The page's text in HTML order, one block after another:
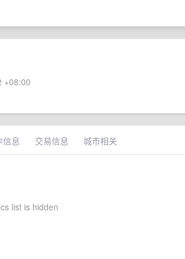
+08:00
信息 交易信息 城市相关
list is hidden